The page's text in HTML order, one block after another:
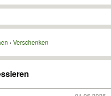
Verschenken